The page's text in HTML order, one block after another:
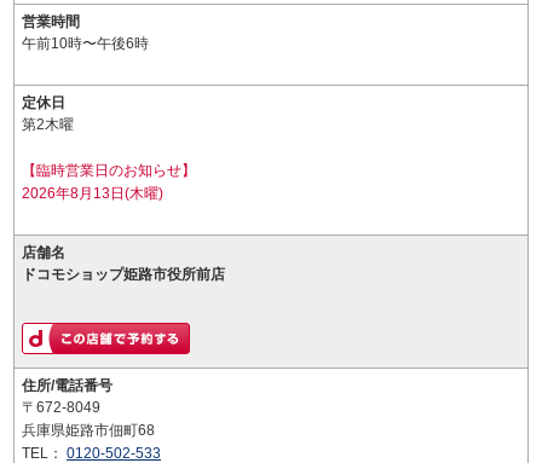
営業時間
午前10時〜午後6時
定休日
第2木曜
【臨時営業日のお知らせ】
2026年8月13日(木曜)
店舗名
ドコモショップ姫路市役所前店
住所/電話番号
〒672-8049
兵庫県姫路市佃町68
TEL： 0120-502-533